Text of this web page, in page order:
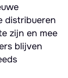
distribueren
zijn en mee
blijven